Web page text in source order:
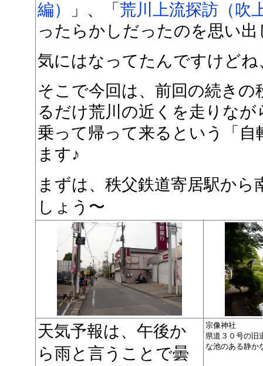
編）
」、「 荒川上流探訪（吹
ったらかしだったのを思い
気にはなってたんですけど
そこで今回は、前回の続き
るだけ荒川の近くを走りな
乗って帰って来るという「
ます♪
まずは、秩父鉄道寄居駅か
しょう〜
天気予報は、午後か
ら雨と言うことで曇
宗像神社
県道３０号の旧
な池のある静か